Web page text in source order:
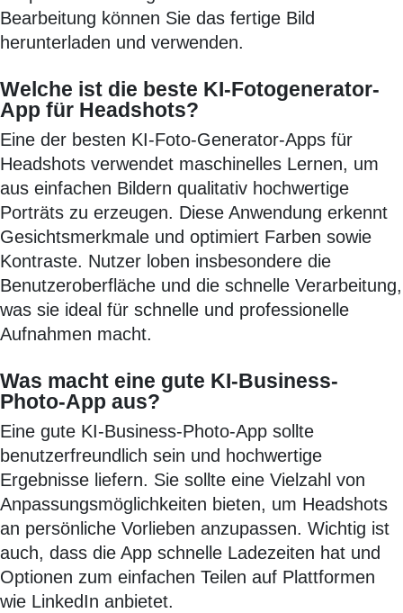
Bearbeitung können Sie das fertige Bild
herunterladen und verwenden.
Welche ist die beste KI-Fotogenerator-
App für Headshots?
Eine der besten KI-Foto-Generator-Apps für
Headshots verwendet maschinelles Lernen, um
aus einfachen Bildern qualitativ hochwertige
Porträts zu erzeugen. Diese Anwendung erkennt
Gesichtsmerkmale und optimiert Farben sowie
Kontraste. Nutzer loben insbesondere die
Benutzeroberfläche und die schnelle Verarbeitung,
was sie ideal für schnelle und professionelle
Aufnahmen macht.
Was macht eine gute KI-Business-
Photo-App aus?
Eine gute KI-Business-Photo-App sollte
benutzerfreundlich sein und hochwertige
Ergebnisse liefern. Sie sollte eine Vielzahl von
Anpassungsmöglichkeiten bieten, um Headshots
an persönliche Vorlieben anzupassen. Wichtig ist
auch, dass die App schnelle Ladezeiten hat und
Optionen zum einfachen Teilen auf Plattformen
wie LinkedIn anbietet.